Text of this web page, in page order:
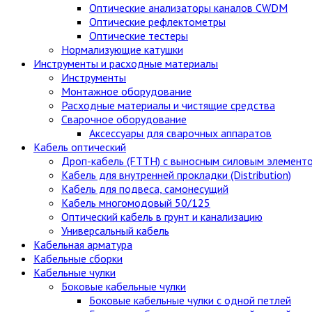
Оптические анализаторы каналов CWDM
Оптические рефлектометры
Оптические тестеры
Нормализующие катушки
Инструменты и расходные материалы
Инструменты
Монтажное оборудование
Расходные материалы и чистящие средства
Сварочное оборудование
Аксессуары для сварочных аппаратов
Кабель оптический
Дроп-кабель (FTTH) с выносным силовым
Кабель для внутренней прокладки (Distribution)
Кабель для подвеса, самонесущий
Кабель многомодовый 50/125
Оптический кабель в грунт и канализацию
Универсальный кабель
Кабельная арматура
Кабельные сборки
Кабельные чулки
Боковые кабельные чулки
Боковые кабельные чулки с одной петлей